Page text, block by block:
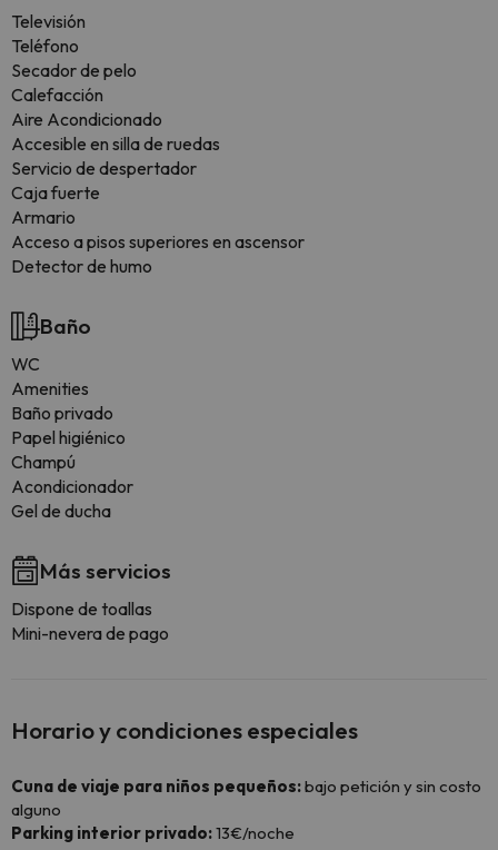
Televisión
Teléfono
Secador de pelo
Calefacción
Aire Acondicionado
Accesible en silla de ruedas
Servicio de despertador
Caja fuerte
Armario
Acceso a pisos superiores en ascensor
Detector de humo
Baño
WC
Amenities
Baño privado
Papel higiénico
Champú
Acondicionador
Gel de ducha
Más servicios
Dispone de toallas
Mini-nevera de pago
Horario y condiciones especiales
Cuna de viaje para niños pequeños:bajo petición y sin costo
alguno
Parking interior privado:13€/noche